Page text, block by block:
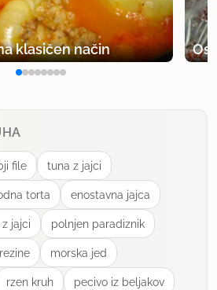
klasičen način
file tuna z jajci
torta enostavna jajca
jajci polnjen paradiznik
morska jed
rzen kruh pecivo iz beljakov